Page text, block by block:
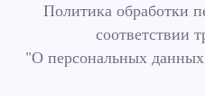
Политика обработки
соответствии
"О персональных